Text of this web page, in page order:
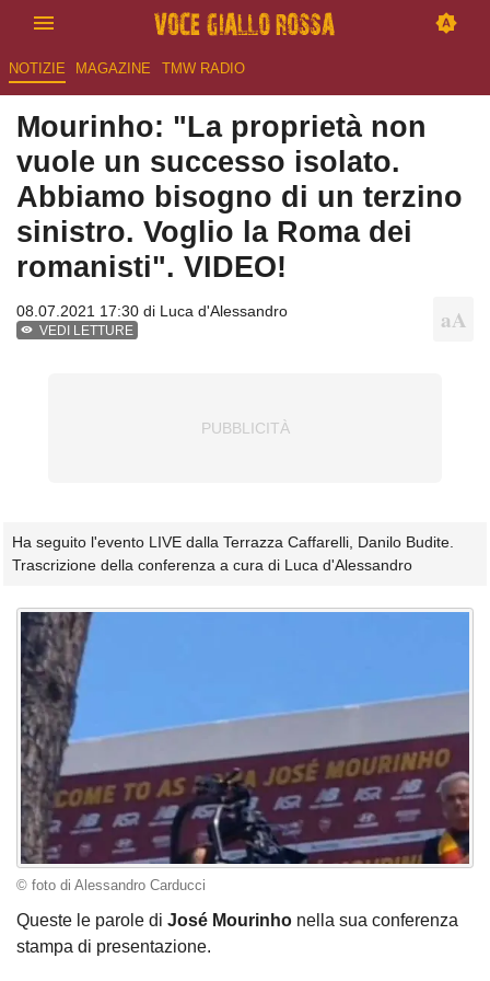
NOTIZIE MAGAZINE TMW RADIO
Mourinho: "La proprietà non
vuole un successo isolato.
Abbiamo bisogno di un terzino
sinistro. Voglio la Roma dei
romanisti". VIDEO!
08.07.2021 17:30 di Luca d'Alessandro
VEDI LETTURE
Ha seguito l'evento LIVE dalla Terrazza Caffarelli, Danilo Budite.
Trascrizione della conferenza a cura di Luca d'Alessandro
© foto di Alessandro Carducci
Queste le parole di José Mourinho nella sua conferenza
stampa di presentazione.